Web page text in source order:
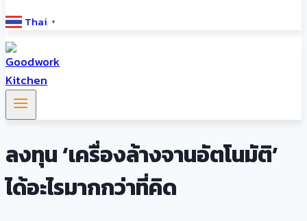
Thai ▼
ลงทุน ‘เครื่องล้างจานอัตโนมัติ’
ได้อะไรมากกว่าที่คิด